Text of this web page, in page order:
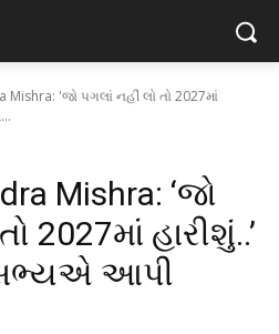
Mishra: 'જો પગલાં નહીં લો તો 2027માં
Mishra: ‘જો
2027માં હારીશું..’
આપી